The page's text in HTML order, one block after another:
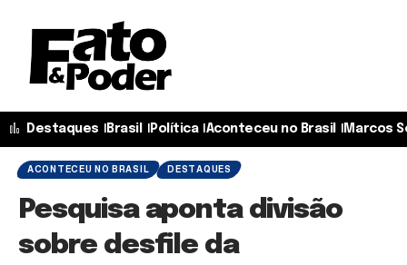
Destaques Brasil Política Aconteceu no Brasil Marcos
ACONTECEU NO BRASIL DESTAQUES
Pesquisa aponta divisão
sobre desfile da